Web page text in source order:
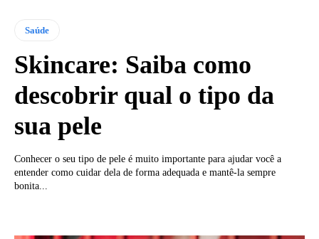
Saúde
Skincare: Saiba como
descobrir qual o tipo da
sua pele
Conhecer o seu tipo de pele é muito importante para ajudar você a
entender como cuidar dela de forma adequada e mantê-la sempre
bonita...